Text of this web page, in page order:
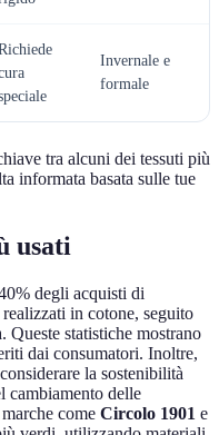
Invernale e
formale
tra alcuni dei tessuti più
informata basata sulle tue
usati
degli acquisti di
in cotone, seguito
Queste statistiche mostrano
dai consumatori. Inoltre,
la sostenibilità
cambiamento delle
come Circolo 1901 e